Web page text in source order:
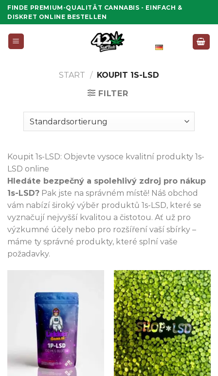
Zum
Inhalt
FINDE PREMIUM-QUALITÄT CANNABIS - EINFACH &
DISKRET ONLINE BESTELLEN
START / KOUPIT 1S-LSD
FILTER
Koupit 1s-LSD: Objevte vysoce kvalitní produkty 1s-
LSD online
Hledáte bezpečný a spolehlivý zdroj pro nákup
1s-LSD? Pak jste na správném místě! Náš obchod
vám nabízí široký výběr produktů 1s-LSD, které se
vyznačují nejvyšší kvalitou a čistotou. Ať už pro
výzkumné účely nebo pro rozšíření vaší sbírky –
máme ty správné produkty, které splní vaše
požadavky.